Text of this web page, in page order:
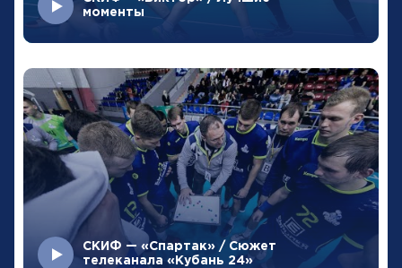
моменты
СКИФ — «Спартак» / Сюжет
телеканала «Кубань 24»